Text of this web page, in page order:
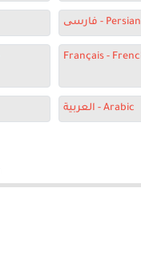
فارسی - Persian
Français -
العربية - Arabic